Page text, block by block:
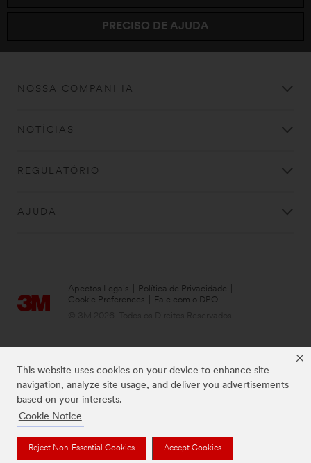
This website uses cookies on your device to enhance site
navigation, analyze site usage, and deliver you advertisements
based on your interests.
Cookie Notice
Reject Non-Essential Cookies Accept Cookies
PRECISO DE AJUDA
NOSSA COMPANHIA
NOTÍCIAS
REGULATÓRIO
AJUDA
Apectos Legais Política de Privacidade
Cookie Preferences
Fale com o DPO
As marcas listadas a cima são marcas comerciais da 3M.